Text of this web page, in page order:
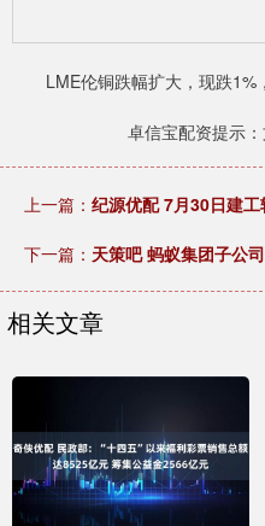
LME伦铜跌幅扩大，现跌1%
卓信宝配资提示
上一篇： 纪源优配 7月30日建
下一篇： 天策吧 蚂蚁集团子公
相关文章